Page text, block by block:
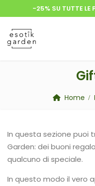
-25% SU TUTTE LE
Home
In questa sezione puoi
Garden: dei buoni
qualcuno di speciale.
In questo modo il vero